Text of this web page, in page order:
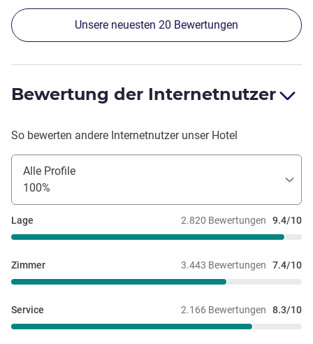
Unsere neuesten 20 Bewertungen
Bewertung der Internetnutzer
So bewerten andere Internetnutzer unser Hotel
Alle Profile
100%
2.820 Bewertungen 9.4/10
Lage
3.443 Bewertungen 7.4/10
Zimmer
2.166 Bewertungen 8.3/10
Service